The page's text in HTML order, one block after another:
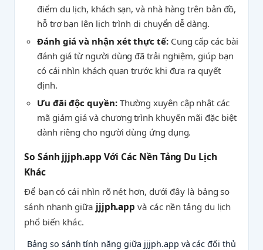
điểm du lịch, khách sạn, và nhà hàng trên bản đồ,
hỗ trợ bạn lên lịch trình di chuyển dễ dàng.
Đánh giá và nhận xét thực tế:Cung cấp các bài
đánh giá từ người dùng đã trải nghiệm, giúp bạn
có cái nhìn khách quan trước khi đưa ra quyết
định.
Ưu đãi độc quyền:Thường xuyên cập nhật các
mã giảm giá và chương trình khuyến mãi đặc biệt
dành riêng cho người dùng ứng dụng.
So Sánh jjjph.app Với Các Nền Tảng Du Lịch
Khác
Để bạn có cái nhìn rõ nét hơn, dưới đây là bảng so
sánh nhanh giữa jjjph.app và các nền tảng du lịch
phổ biến khác.
Bảng so sánh tính năng giữa jjjph.app và các đối thủ